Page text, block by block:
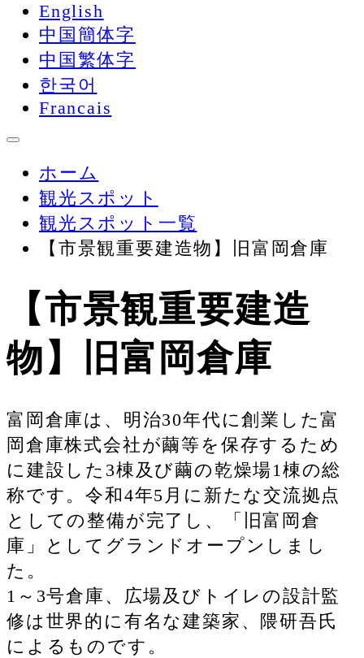
English
中国簡体字
中国繁体字
한국어
Francais
ホーム
観光スポット
観光スポット一覧
【市景観重要建造物】旧富岡倉庫
【市景観重要建造
物】旧富岡倉庫
富岡倉庫は、明治30年代に創業した富
岡倉庫株式会社が繭等を保存するため
に建設した3棟及び繭の乾燥場1棟の総
称です。令和4年5月に新たな交流拠点
としての整備が完了し、「旧富岡倉
庫」としてグランドオープンしまし
た。
1～3号倉庫、広場及びトイレの設計監
修は世界的に有名な建築家、隈研吾氏
によるものです。